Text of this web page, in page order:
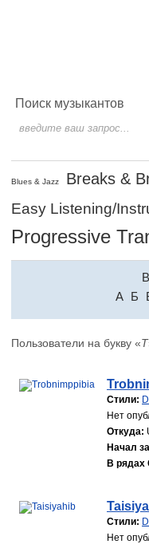
Поиск музыкантов
Blues & Jazz Breaks &
Easy Listening/
Progressive
A Б
Пользователи на букву «T
Стили:
Нет
Откуда:
Начал
В рядах
Стили:
Нет